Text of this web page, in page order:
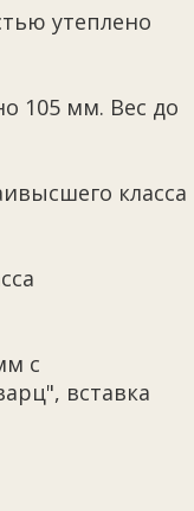
утеплено
105 мм. Вес до
класса
с
вставка